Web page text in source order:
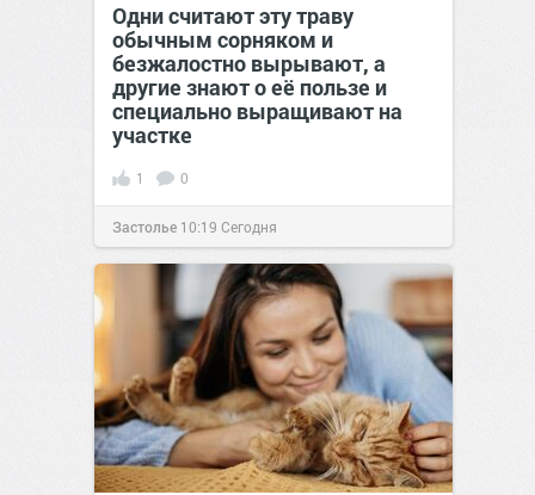
Одни считают эту траву
обычным сорняком и
безжалостно вырывают, а
другие знают о её пользе и
специально выращивают на
участке
1 0
Застолье 10:19 Сегодня